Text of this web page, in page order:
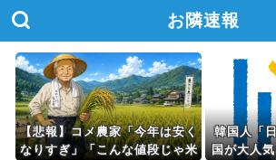
お隣速報
【悲報】コメ農家「今年は安く
なりすぎ」「こんな値段じゃ米
韓国人「
国が大人